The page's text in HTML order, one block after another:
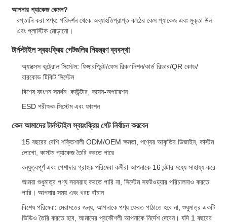
আপনার প্যাকেজ কেমন?
রপ্তানি করা পণ্য: পরিদর্শন থেকে অব্যাহতিপ্রাপ্ত কাঠের কেস প্যাকেজ এবং মুক্তা উল
এবং প্লাস্টিক মোড়ানো।
টার্নস্টাইল স্বয়ংক্রিয় গেটগুলির নিয়ন্ত্রণ ব্যবস্থা
অ্যাক্সেস কন্ট্রোল সিস্টেম: ফিঙ্গারপ্রিন্ট/ফেস রিকগনিশন/কার্ড রিডার/QR কোড/
বারকোড টিকিট সিস্টেম
বিশেষ ফাংশন সমর্থন: কাউন্টার, কয়েন-অপারেশন
ESD পরীক্ষক সিস্টেম এবং ফাংশন
কেন আমাদের টার্নস্টাইল স্বয়ংক্রিয় গেট নির্বাচন করবেন
15 বছরের বেশি শক্তিশালী ODM/OEM ক্ষমতা, পণ্যের আকৃতির ডিজাইন, কাস্টম
লোগো, কাস্টম প্যাকেজ তৈরি করতে পারে
বন্ধুত্বপূর্ণ এবং পেশাদার গ্রাহক পরিষেবা কর্মীরা আপনাকে 16 ঘন্টার মধ্যে সাহায্য করে
আমরা শুধুমাত্র পণ্য সরবরাহ করতে পারি না, সিস্টেম সফটওয়্যার পরিচালনাও করতে
পারি। আপনার সময় এবং খরচ বাঁচান
বিশেষ পরিষেবা: মেরামতের জন্য, আপনাকে পণ্য ফেরত পাঠাতে হবে না, শুধুমাত্র একটি
ভিডিও তৈরি করতে হবে, আমাদের প্রকৌশলী আপনাকে নির্দেশ দেবেন। যদি 1 বছরের